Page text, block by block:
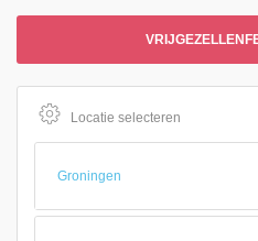
Locatie selecteren
Groningen